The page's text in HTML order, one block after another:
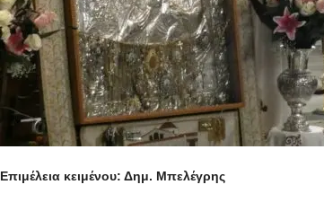
Επιμέλεια κειμένου: Δημ. Μπελέγρης